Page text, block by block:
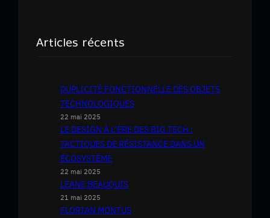
Articles récents
DUPLICITÉ FONCTIONNELLE DES OBJETS
TECHNOLOGIQUES
22 mai 2025
LE DESIGN À L’ÈRE DES BIG TECH :
TACTIQUES DE RÉSISTANCE DANS UN
ÉCOSYSTÈME
22 mai 2025
LÉANE BEAUQUIS
21 mai 2025
FLORIAN MONTUS